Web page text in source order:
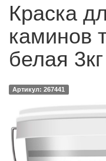
Краска
каминов
белая 3кг
Артикул: 267441